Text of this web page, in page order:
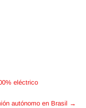
eléctrico
autónomo en Brasil →